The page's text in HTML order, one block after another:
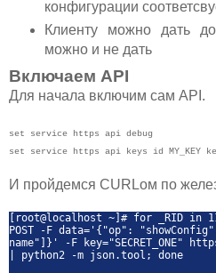
конфигурации
Клиенту можно дать
можно и не дать
Включаем API
Для начала включим сам API.
set service https api debug
set service https api keys id MY_KEY key
И пройдемся CURLом по
[root@localhost ~]# for _RID in
POST -F data='{"op":
name"]}' -F key="SECRET_ONE"
| python2 -m json.tool; done